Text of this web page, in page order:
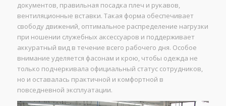
документов, правильная посадка плеч и рукавов,
вентиляционные вставки. Такая форма обеспечивает
свободу движений, оптимальное распределение нагрузки
при ношении служебных аксессуаров и поддерживает
аккуратный вид в течение всего рабочего дня. Особое
внимание уделяется фасонам и крою, чтобы одежда не
только подчеркивала официальный статус сотрудников,
но и оставалась практичной и комфортной в
повседневной эксплуатации.